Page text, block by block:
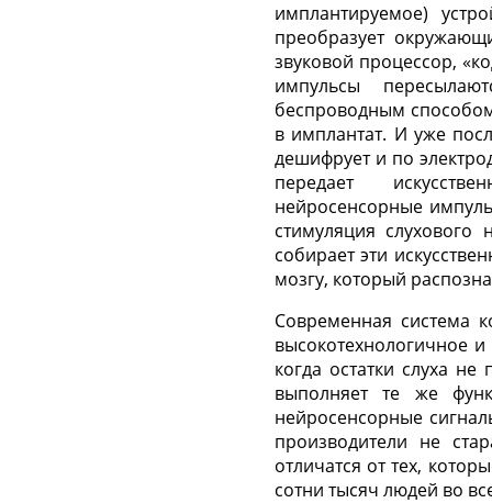
имплантируемое)
преобразует
звуковой процессор,
импульсы
беспроводным
в имплантат. И уже
дешифрует и по
передает
нейросенсорные
стимуляция
собирает эти
мозгу, который
Современная система
высокотехнологичное
когда остатки слуха
выполняет те же
нейросенсорные
производители не
отличатся от тех,
сотни тысяч людей во